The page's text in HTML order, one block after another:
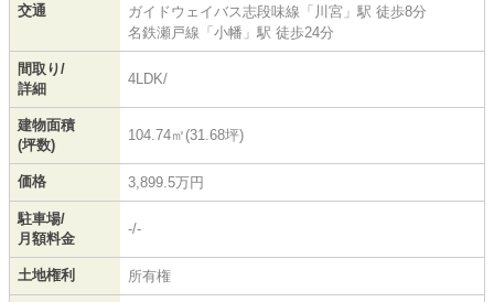
交通
ガイドウェイバス志段味線 「 川宮 」駅 徒歩8分
名鉄瀬戸線 「 小幡 」駅 徒歩24分
間取り/
詳細
4LDK/
建物面積
(坪数)
104.74㎡(31.68坪)
価格 3,899.5万円
駐車場/
月額料金
-/-
土地権利 所有権